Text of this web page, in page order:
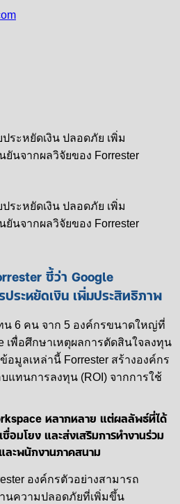
ชี้ว่า Google
ระหยัดเงิน เพิ่มประสิทธิภาพ
น 6 คน จาก 5 องค์กรขนาดใหญ่ที่
เพื่อศึกษาเหตุผลการตัดสินใจลงทุน
มูลเหล่านี้ Forrester สร้างองค์กร
แทนการลงทุน (ROI) จากการใช้
หลากหลาย แต่ผลลัพธ์ที่ได้
มโยง และส่งเสริมการทำงานร่วม
ะพนักงานภาคสนาม
องค์กรตัวอย่างสามารถ
นความปลอดภัยที่เพิ่มขึ้น